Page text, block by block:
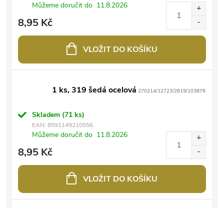
Můžeme doručit do 11.8.2026
8,95 Kč
VLOŽIT DO KOŠÍKU
1 ks, 319 šedá ocelová 270214/12723/2619/103876
Skladem (71 ks)
EAN: 8591149210556
Můžeme doručit do 11.8.2026
8,95 Kč
VLOŽIT DO KOŠÍKU